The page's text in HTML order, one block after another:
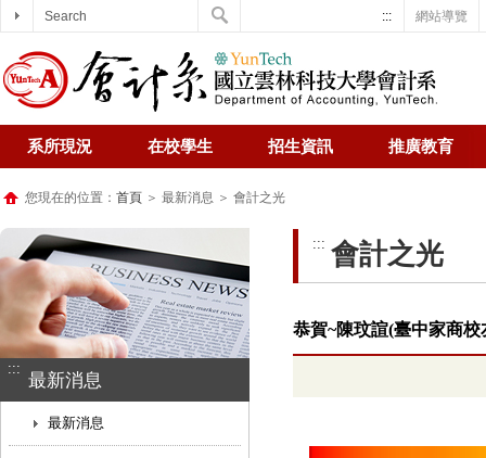
網站導覽
:::
系所現況 在校學生 招生資訊 推廣教育
您現在的位置： 首頁 ＞ 最新消息 ＞ 會計之光
:::
最新消息
最新消息
::: 會計之光
恭賀~陳玟諠(臺中家商
Search